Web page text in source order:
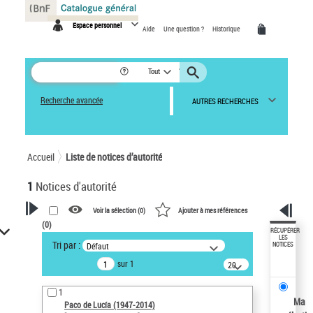
Espace personnel Aide Une question ? Historique
Tout
Recherche avancée AUTRES RECHERCHES
Accueil Liste de notices d’autorité
1 Notices d'autorité
VOTRE RECHERCHE
Recherche avancée dans les
notices d’autorité
Œuvres liées à l'auteur :
Paco de Lucía (1947-2014)
Voir la sélection (0) Ajouter à mes références
(0)
Tri par : Défaut
sur 1
20
résultats/page
1
Paco de Lucía (1947-2014)
RÉCUPÉRER
LES
NOTICES
Ma
Panneau de gestion des cookies